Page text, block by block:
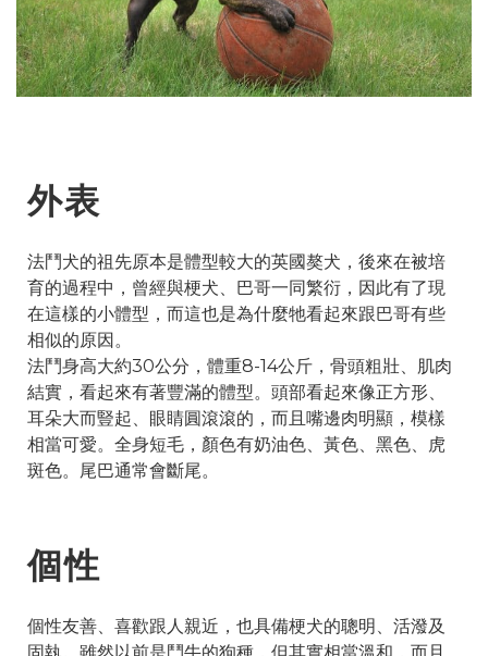
外表
法鬥犬的祖先原本是體型較大的英國獒犬，後來在被培
育的過程中，曾經與梗犬、巴哥一同繁衍，因此有了現
在這樣的小體型，而這也是為什麼牠看起來跟巴哥有些
相似的原因。
法鬥身高大約30公分，體重8-14公斤，骨頭粗壯、肌肉
結實，看起來有著豐滿的體型。頭部看起來像正方形、
耳朵大而豎起、眼睛圓滾滾的，而且嘴邊肉明顯，模樣
相當可愛。全身短毛，顏色有奶油色、黃色、黑色、虎
斑色。尾巴通常會斷尾。
個性
個性友善、喜歡跟人親近，也具備梗犬的聰明、活潑及